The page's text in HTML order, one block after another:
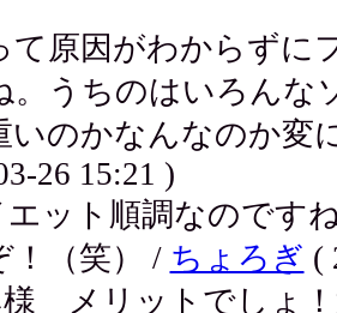
て原因がわからずに
。うちのはいろんな
いのかなんなのか変
26 15:21 )
エット順調なのです
！（笑） / ちょろぎ (
メリットでしょ！